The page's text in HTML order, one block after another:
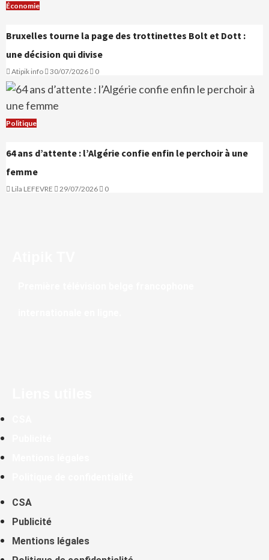
Économie
Bruxelles tourne la page des trottinettes Bolt et Dott :
une décision qui divise
Atipik info 30/07/2026 0
Politique
64 ans d’attente : l’Algérie confie enfin le perchoir à une
femme
Lila LEFEVRE 29/07/2026 0
CSA
Publicité
Mentions légales